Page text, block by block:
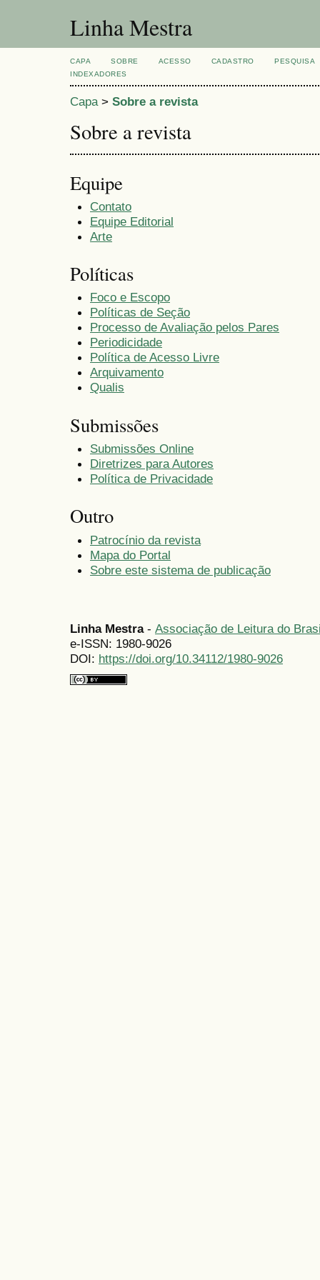
Linha Mestra
CAPA SOBRE ACESSO CADASTRO
PESQUISA
INDEXADORES
Capa> Sobre a revista
Sobre a revista
Equipe
Contato
Equipe Editorial
Arte
Políticas
Foco e Escopo
Políticas de Seção
Processo de Avaliação pelos Pares
Periodicidade
Política de Acesso Livre
Arquivamento
Qualis
Submissões
Submissões Online
Diretrizes para Autores
Política de Privacidade
Outro
Patrocínio da revista
Mapa do Portal
Sobre este sistema de publicação
Linha Mestra - Associação de Leitura do
e-ISSN: 1980-9026
DOI: https://doi.org/10.34112/1980-9026